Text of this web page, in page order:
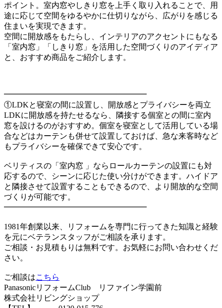
ポイント。室内窓やしきり窓を上手く取り入れることで、用
途に応じて空間をゆるやかに仕切りながら、広がりを感じる
住まいを実現できます。
空間に開放感をもたらし、インテリアのアクセントにもなる
「室内窓」「しきり窓」を活用した空間づくりのアイディア
と、おすすめ商品をご紹介します。
━━━━━━━━━━━━━━━━━━
①LDKと寝室の間に設置し、開放感とプライバシーを両立
LDKに開放感を持たせるなら、隣接する個室との間に室内
窓を設けるのがおすすめ。個室を寝室として活用している場
合などはカーテンも併せて設置しておけば、急な来客時など
もプライバシーを確保できて安心です。
ベリティスの「室内窓 」ならロールカーテンの設置にも対
応するので、シーンに応じた使い分けができます。ハイドア
と隣接させて設置することもできるので、より開放的な空間
づくりが可能です。
━━━━━━━━━━━━━━━━━━
1981年創業以来、リフォームを専門に行ってきた知識と経験
を元にベテランスタッフがご相談を承ります。
ご相談・お見積もりは無料です。お気軽にお問い合わせくだ
さい。
ご相談はこちら
PanasonicリフォームClub リファイン学園前
株式会社リビングショップ